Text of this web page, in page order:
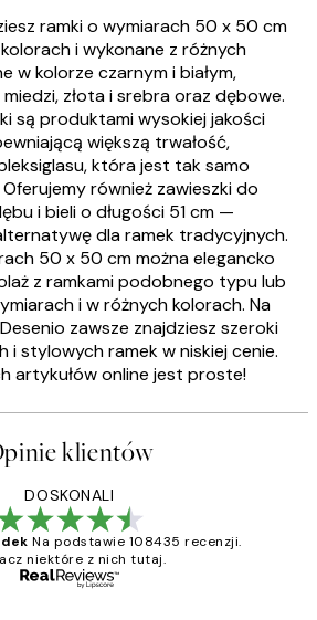
ramki o wymiarach 50 x 50 cm
i wykonane z różnych
w kolorze czarnym i białym,
złota i srebra oraz dębowe.
są produktami wysokiej jakości
większą trwałość,
która jest tak samo
również zawieszki do
i bieli o długości 51 cm —
dla ramek tradycyjnych.
50 x 50 cm można elegancko
z ramkami podobnego typu lub
i w różnych kolorach. Na
zawsze znajdziesz szeroki
stylowych ramek w niskiej cenie.
artykułów online jest proste!
klientów
DOSKONALI
Na podstawie 108435 recenzji.
niektóre z nich tutaj.